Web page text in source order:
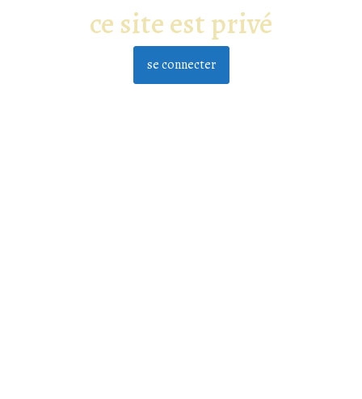
ce site est privé
se connecter